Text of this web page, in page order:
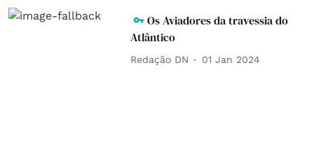
Os Aviadores da travessia do
Atlântico
Redação DN 01 Jan 2024